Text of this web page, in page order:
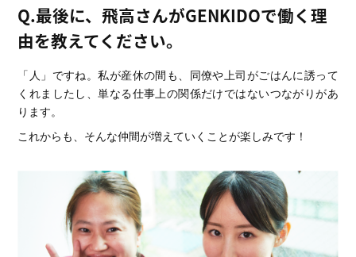
Q.最後に、飛高さんがGENKIDOで働く理
由を教えてください。
「人」ですね。私が産休の間も、同僚や上司がごはんに誘って
くれましたし、単なる仕事上の関係だけではないつながりがあ
ります。
これからも、そんな仲間が増えていくことが楽しみです！